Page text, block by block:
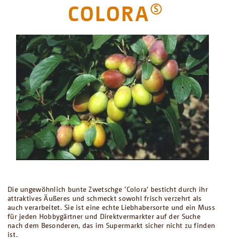
COLORAS
Die ungewöhnlich bunte Zwetschge ՚Colora‘ besticht durch ihr
attraktives Äußeres und schmeckt sowohl frisch verzehrt als
auch verarbeitet. Sie ist eine echte Liebhabersorte und ein Muss
für jeden Hobbygärtner und Direktvermarkter auf der Suche
nach dem Besonderen, das im Supermarkt sicher nicht zu finden
ist.